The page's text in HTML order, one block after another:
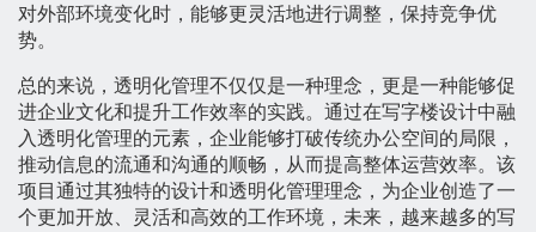
对外部环境变化时，能够更灵活地进行调整，保持竞争优
势。
总的来说，透明化管理不仅仅是一种理念，更是一种能够促
进企业文化和提升工作效率的实践。通过在写字楼设计中融
入透明化管理的元素，企业能够打破传统办公空间的局限，
推动信息的流通和沟通的顺畅，从而提高整体运营效率。该
项目通过其独特的设计和透明化管理理念，为企业创造了一
个更加开放、灵活和高效的工作环境，未来，越来越多的写